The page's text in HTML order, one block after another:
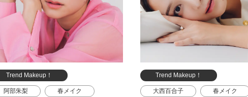
Trend Makeup！
阿部朱梨 春メイク
Trend Makeup！
大西百合子 春メイク